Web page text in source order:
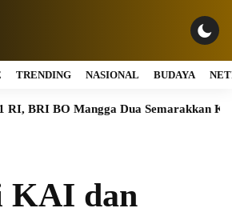
TRENDING NASIONAL BUDAYA
BO Mangga Dua Semarakkan Kantor
KAI dan